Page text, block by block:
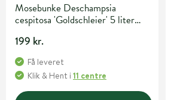
Mosebunke Deschampsia
cespitosa 'Goldschleier' 5 liter
199 kr.
Få leveret
Klik & Hent i 11 centre